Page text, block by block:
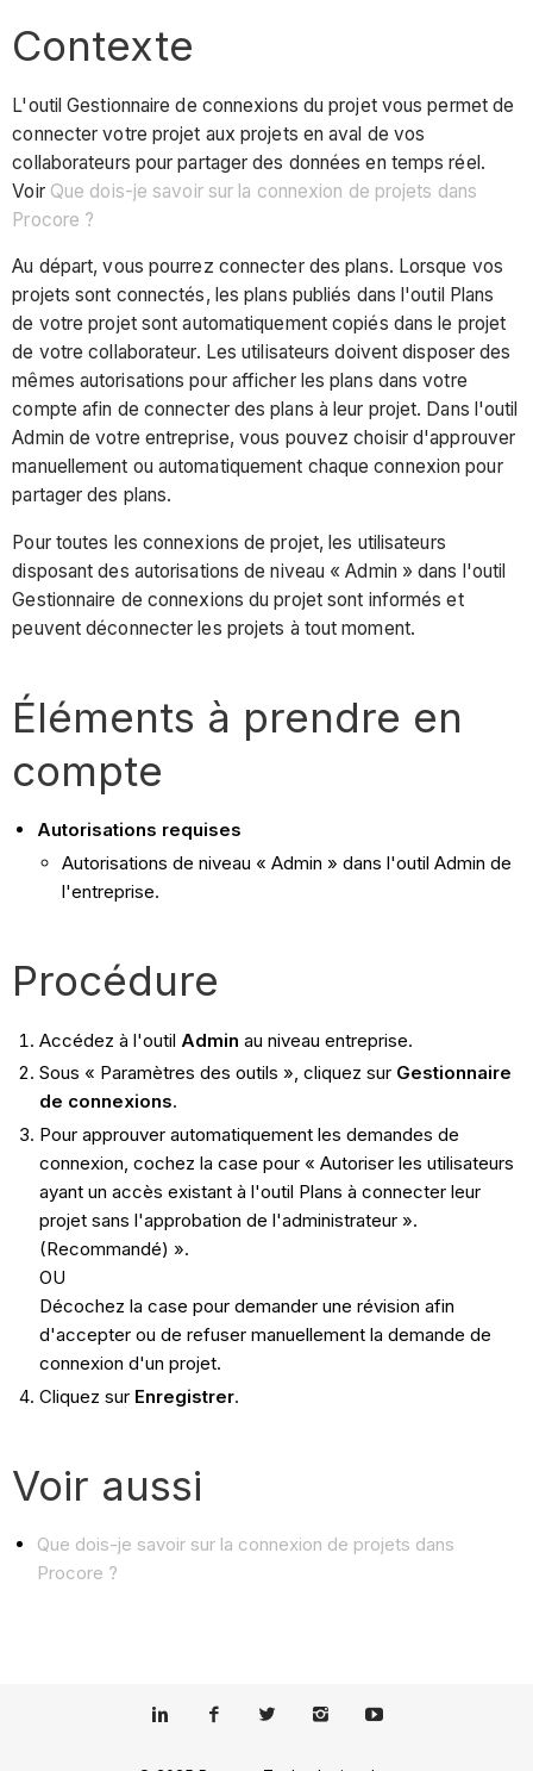
Contexte
L'outil Gestionnaire de connexions du projet vous permet de
connecter votre projet aux projets en aval de vos
collaborateurs pour partager des données en temps réel.
Voir Que dois-je savoir sur la connexion de projets dans
Procore ?
Au départ, vous pourrez connecter des plans. Lorsque vos
projets sont connectés, les plans publiés dans l'outil Plans
de votre projet sont automatiquement copiés dans le projet
de votre collaborateur. Les utilisateurs doivent disposer des
mêmes autorisations pour afficher les plans dans votre
compte afin de connecter des plans à leur projet. Dans l'outil
Admin de votre entreprise, vous pouvez choisir d'approuver
manuellement ou automatiquement chaque connexion pour
partager des plans.
Pour toutes les connexions de projet, les utilisateurs
disposant des autorisations de niveau « Admin » dans l'outil
Gestionnaire de connexions du projet sont informés et
peuvent déconnecter les projets à tout moment.
Éléments à prendre en
compte
Autorisations requises
Autorisations de niveau « Admin » dans l'outil Admin de
l'entreprise.
Procédure
Accédez à l'outil Admin au niveau entreprise.
Sous « Paramètres des outils », cliquez sur Gestionnaire
de connexions.
Pour approuver automatiquement les demandes de
connexion, cochez la case pour « Autoriser les utilisateurs
ayant un accès existant à l'outil Plans à connecter leur
projet sans l'approbation de l'administrateur ».
(Recommandé) ».
OU
Décochez la case pour demander une révision afin
d'accepter ou de refuser manuellement la demande de
connexion d'un projet.
Cliquez sur Enregistrer.
Voir aussi
Que dois-je savoir sur la connexion de projets dans
Procore ?